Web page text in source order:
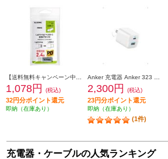
1,078円 (税込)
32円分ポイント還元
即納（在庫あり）
2,300円 (税込)
23円分ポイント還元
即納（在庫あり）
(1件)
充電器・ケーブルの人気ランキング